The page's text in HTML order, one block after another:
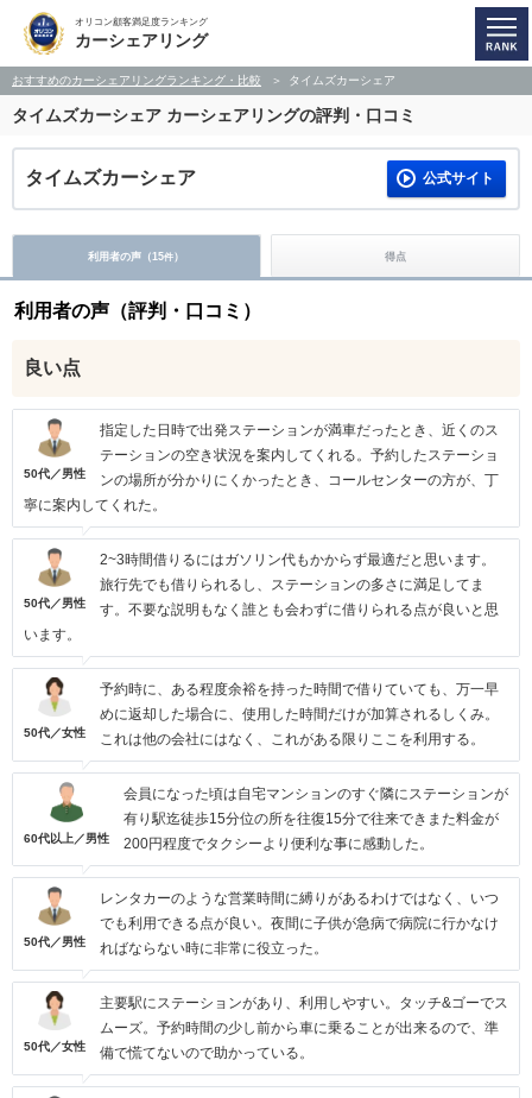
オリコン顧客満足度ランキング
カーシェアリング
おすすめのカーシェアリングランキング・比較 タイムズカーシェア
タイムズカーシェア カーシェアリングの評判・口コミ
タイムズカーシェア 公式サイト
利用者の声（15件） 得点
利用者の声（評判・口コミ）
良い点
50代／男性
指定した日時で出発ステーションが満車だったとき、近くのス
テーションの空き状況を案内してくれる。予約したステーショ
ンの場所が分かりにくかったとき、コールセンターの方が、丁
寧に案内してくれた。
50代／男性
2~3時間借りるにはガソリン代もかからず最適だと思います。
旅行先でも借りられるし、ステーションの多さに満足してま
す。不要な説明もなく誰とも会わずに借りられる点が良いと思
います。
50代／女性
予約時に、ある程度余裕を持った時間で借りていても、万一早
めに返却した場合に、使用した時間だけが加算されるしくみ。
これは他の会社にはなく、これがある限りここを利用する。
60代以上／男性
会員になった頃は自宅マンションのすぐ隣にステーションが
有り駅迄徒歩15分位の所を往復15分で往来できまた料金が
200円程度でタクシーより便利な事に感動した。
50代／男性
レンタカーのような営業時間に縛りがあるわけではなく、いつ
でも利用できる点が良い。夜間に子供が急病で病院に行かなけ
ればならない時に非常に役立った。
50代／女性
主要駅にステーションがあり、利用しやすい。タッチ&ゴーでス
ムーズ。予約時間の少し前から車に乗ることが出来るので、準
備で慌てないので助かっている。